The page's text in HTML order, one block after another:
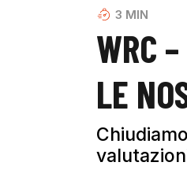
3 MIN
WRC
LE